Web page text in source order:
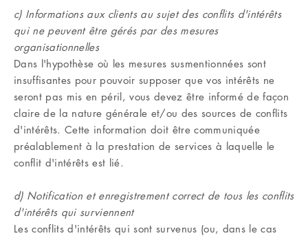
c) Informations aux clients au sujet des conflits d'intérêts
qui ne peuvent être gérés par des mesures
organisationnelles
Dans l'hypothèse où les mesures susmentionnées sont
insuffisantes pour pouvoir supposer que vos intérêts ne
seront pas mis en péril, vous devez être informé de façon
claire de la nature générale et/ou des sources de conflits
d'intérêts. Cette information doit être communiquée
préalablement à la prestation de services à laquelle le
conflit d'intérêts est lié.
d) Notification et enregistrement correct de tous les conflits
d'intérêts qui surviennent
Les conflits d'intérêts qui sont survenus (ou, dans le cas